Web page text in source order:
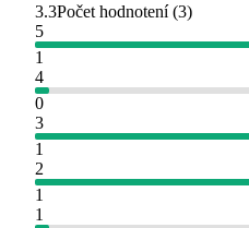
3.3Počet hodnotení(3)
5
1
4
0
3
1
2
1
1